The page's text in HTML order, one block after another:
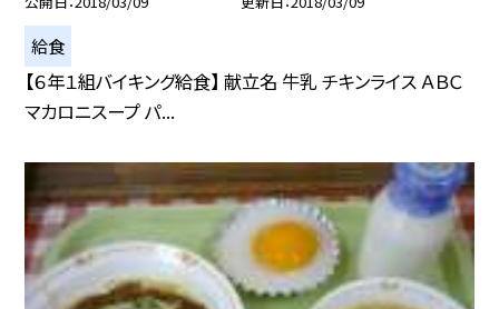
給食
【６年１組バイキング給食】 献立名 牛乳 チキンライス ＡＢＣ
マカロニスープ パ...